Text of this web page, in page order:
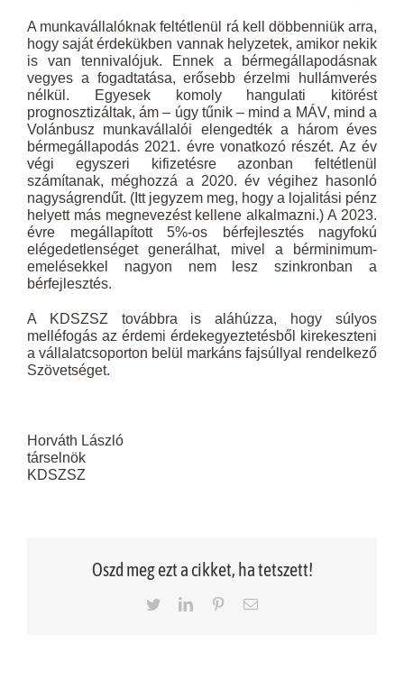
A munkavállalóknak feltétlenül rá kell döbbenniük arra,
hogy saját érdekükben vannak helyzetek, amikor nekik
is van tennivalójuk. Ennek a bérmegállapodásnak
vegyes a fogadtatása, erősebb érzelmi hullámverés
nélkül. Egyesek komoly hangulati kitörést
prognosztizáltak, ám – úgy tűnik – mind a MÁV, mind a
Volánbusz munkavállalói elengedték a három éves
bérmegállapodás 2021. évre vonatkozó részét. Az év
végi egyszeri kifizetésre azonban feltétlenül
számítanak, méghozzá a 2020. év végihez hasonló
nagyságrendűt. (Itt jegyzem meg, hogy a lojalitási pénz
helyett más megnevezést kellene alkalmazni.) A 2023.
évre megállapított 5%-os bérfejlesztés nagyfokú
elégedetlenséget generálhat, mivel a bérminimum-
emelésekkel nagyon nem lesz szinkronban a
bérfejlesztés.
A KDSZSZ továbbra is aláhúzza, hogy súlyos
melléfogás az érdemi érdekegyeztetésből kirekeszteni
a vállalatcsoporton belül markáns fajsúllyal rendelkező
Szövetséget.
Horváth László
társelnök
KDSZSZ
Oszd meg ezt a cikket, ha tetszett!
TwitterLinkedInPinterestEmail